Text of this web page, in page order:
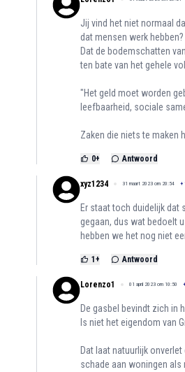
Jij vind het niet normaal
dat mensen werk hebben?
Dat de bodemschatten
ten bate van het gehele
"Het geld moet worden
leefbaarheid, sociale
Zaken die niets te maken
0+ Antwoord
xyz1234 31 maart 2023 om 20:54 +
Er staat toch duidelijk dat
gegaan, dus wat bedoelt
hebben we het nog niet
1 + Antwoord
Lorenzo1 01 april 2023 om 10:50 +
De gasbel bevindt zich in
Is niet het eigendom van
Dat laat natuurlijk
schade aan woningen als